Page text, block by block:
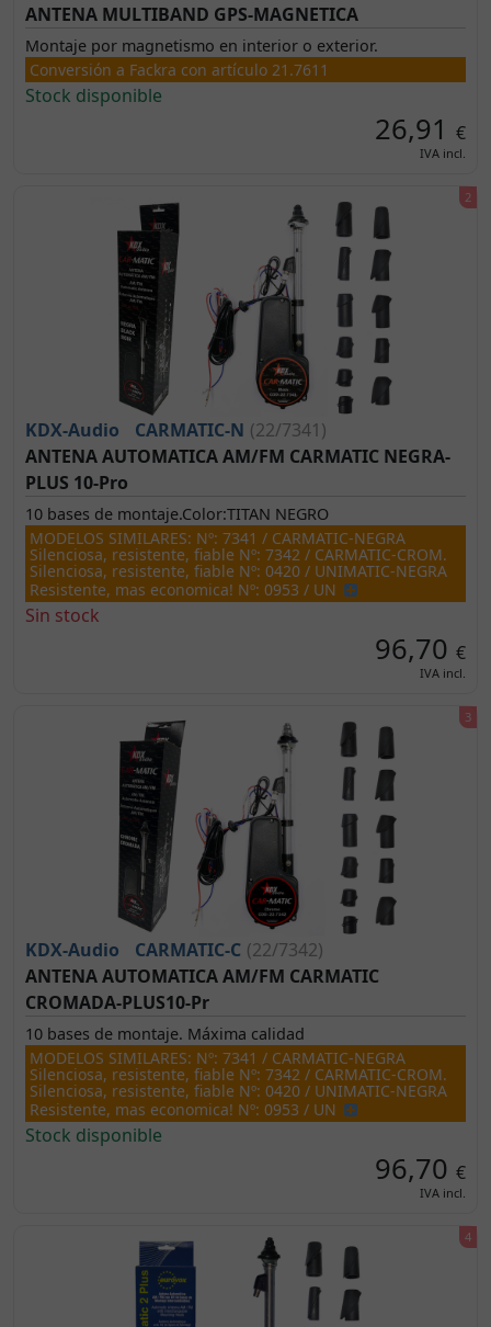
ANTENA MULTIBAND GPS-MAGNETICA
Montaje por magnetismo en interior o exterior.
Conversión a Fackra con artículo 21.7611
Stock disponible
26,91 €
IVA incl.
KDX-Audio CARMATIC-N (22/7341)
ANTENA AUTOMATICA AM/FM CARMATIC NEGRA-
PLUS 10-Pro
10 bases de montaje.Color:TITAN NEGRO
MODELOS SIMILARES: Nº: 7341 / CARMATIC-NEGRA
Silenciosa, resistente, fiable Nº: 7342 / CARMATIC-CROM.
Silenciosa, resistente, fiable Nº: 0420 / UNIMATIC-NEGRA
Resistente, mas economica! Nº: 0953 / UN
Sin stock
96,70 €
IVA incl.
KDX-Audio CARMATIC-C (22/7342)
ANTENA AUTOMATICA AM/FM CARMATIC
CROMADA-PLUS10-Pr
10 bases de montaje. Máxima calidad
MODELOS SIMILARES: Nº: 7341 / CARMATIC-NEGRA
Silenciosa, resistente, fiable Nº: 7342 / CARMATIC-CROM.
Silenciosa, resistente, fiable Nº: 0420 / UNIMATIC-NEGRA
Resistente, mas economica! Nº: 0953 / UN
Stock disponible
96,70 €
IVA incl.